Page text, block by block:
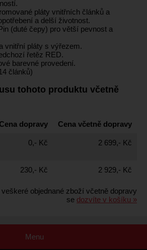
pláty vnitřních článků a
a delší životnost.
(duté čepy) pro větší pevnost a
vnitřní pláty s výřezem.
řetěz RED.
barevné provedení.
článků)
tohoto produktu včetně
Cena dopravy Cena včetně dopravy
0,- Kč 2 699,- Kč
230,- Kč 2 929,- Kč
objednané zboží včetně dopravy
se dozvíte v košíku »
Menu